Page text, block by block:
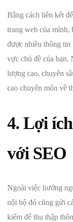
Bằng cách liên kết
trang web của mình,
được nhiều thông tin
vực chủ đề của bạn.
lượng cao, chuyên
cao chuyên môn về
4. Lợi
với SEO
Ngoài việc hướng
nội bộ đó cũng gửi
kiếm để thu thập